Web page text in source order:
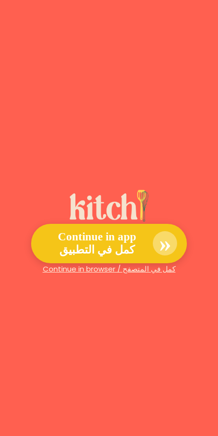
Continue in app
كمل في التطبيق
»
Continue in browser / كمل في المتصفح